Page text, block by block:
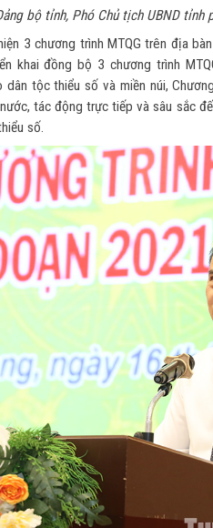
bộ tỉnh, Phó Chủ tịch UBND
3 chương trình MTQG trên địa
khai đồng bộ 3 chương trình
tộc thiểu số và miền núi,
tác động trực tiếp và sâu sắc
số.